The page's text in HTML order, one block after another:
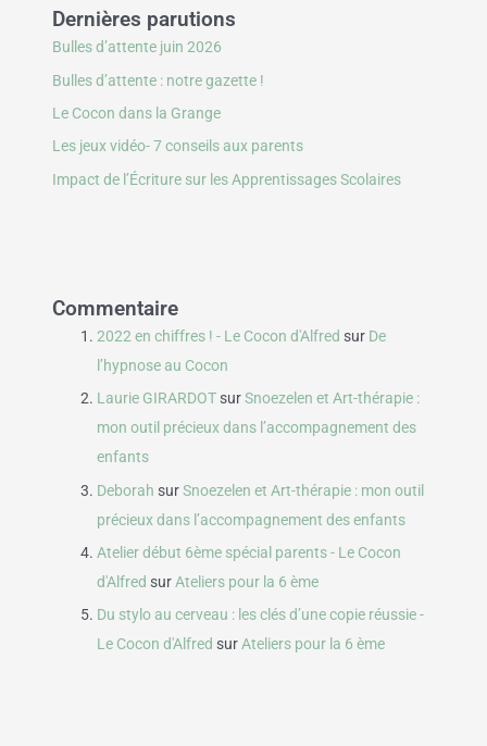
Dernières parutions
Bulles d’attente juin 2026
Bulles d’attente : notre gazette !
Le Cocon dans la Grange
Les jeux vidéo- 7 conseils aux parents
Impact de l’Écriture sur les Apprentissages Scolaires
Commentaire
2022 en chiffres ! - Le Cocon d'Alfred sur De
l’hypnose au Cocon
Laurie GIRARDOT surSnoezelen et Art-thérapie :
mon outil précieux dans l’accompagnement des
enfants
Deborah surSnoezelen et Art-thérapie : mon outil
précieux dans l’accompagnement des enfants
Atelier début 6ème spécial parents - Le Cocon
d'Alfred surAteliers pour la 6 ème
Du stylo au cerveau : les clés d’une copie réussie -
Le Cocon d'Alfred surAteliers pour la 6 ème